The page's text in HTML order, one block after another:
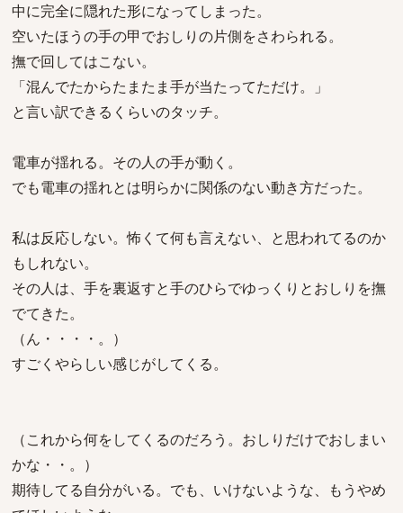
中に完全に隠れた形になってしまった。
空いたほうの手の甲でおしりの片側をさわられる。
撫で回してはこない。
「混んでたからたまたま手が当たってただけ。」
と言い訳できるくらいのタッチ。
電車が揺れる。その人の手が動く。
でも電車の揺れとは明らかに関係のない動き方だった。
私は反応しない。怖くて何も言えない、と思われてるのか
もしれない。
その人は、手を裏返すと手のひらでゆっくりとおしりを撫
でてきた。
（ん・・・・。）
すごくやらしい感じがしてくる。
（これから何をしてくるのだろう。おしりだけでおしまい
かな・・。）
期待してる自分がいる。でも、いけないような、もうやめ